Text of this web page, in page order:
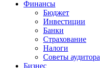
Финансы
Бюджет
Инвестиции
Банки
Страхование
Налоги
Советы аудитора
Бизнес